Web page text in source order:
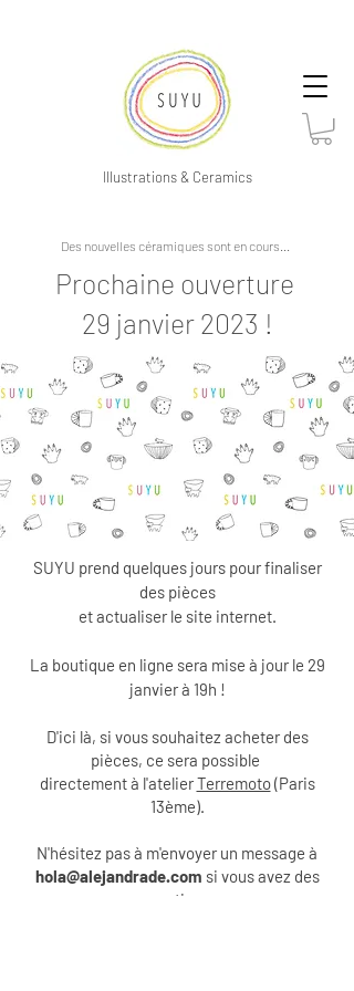
Illustrations & Ceramics
Des nouvelles céramiques sont en cours...
Prochaine ouverture
29 janvier 2023 !
SUYU prend quelques jours pour finaliser
des pièces
et actualiser le site internet.
La boutique en ligne sera mise à jour le 29
janvier à 19h !
D'ici là, si vous souhaitez acheter des
pièces, ce sera possible
directementà l'atelierTerremoto(Paris
13ème).
N'hésitez pas à m'envoyer un message à
hola@alejandrade.com si vous avez des
questions.